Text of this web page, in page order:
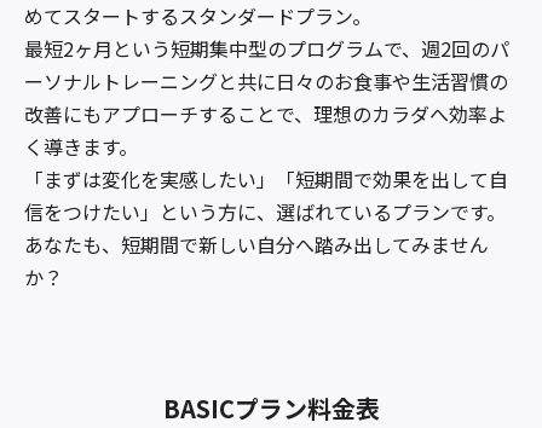
めてスタートするスタンダードプラン。
最短2ヶ月という短期集中型のプログラムで、週2回のパ
ーソナルトレーニングと共に日々のお食事や生活習慣の
改善にもアプローチすることで、理想のカラダへ効率よ
く導きます。
「まずは変化を実感したい」「短期間で効果を出して自
信をつけたい」という方に、選ばれているプランです。
あなたも、短期間で新しい自分へ踏み出してみません
か？
BASICプラン料金表